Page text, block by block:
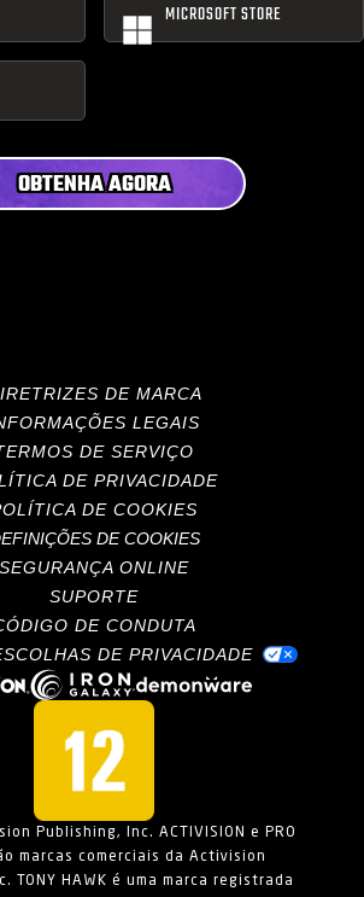
MICROSOFT STORE
OBTENHA AGORA
DE MARCA
LEGAIS
DE SERVIÇO
DE PRIVACIDADE
DE COOKIES
DE COOKIES
SEGURANÇA ONLINE
SUPORTE
DE CONDUTA
DE PRIVACIDADE
Publishing, Inc. ACTIVISION e PRO
marcas comerciais da Activision
TONY HAWK é uma marca registrada